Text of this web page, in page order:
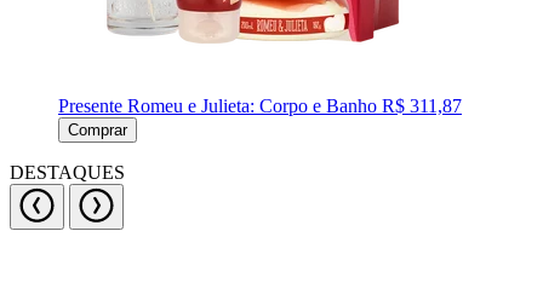
Presente Romeu e Julieta: Corpo e Banho R$ 311,87
Comprar
DESTAQUES